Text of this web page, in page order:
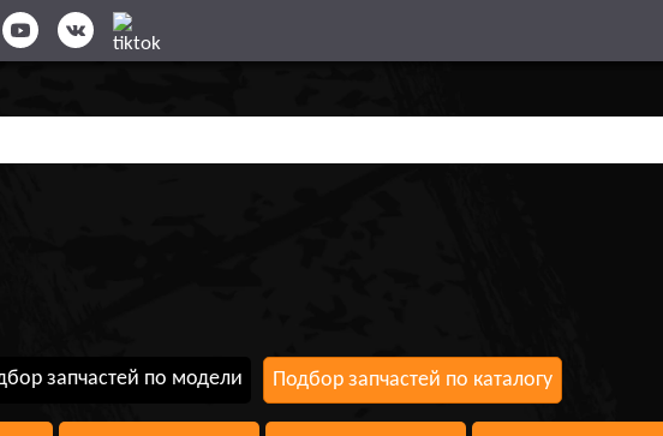
запчастей по модели Подбор запчастей по каталогу